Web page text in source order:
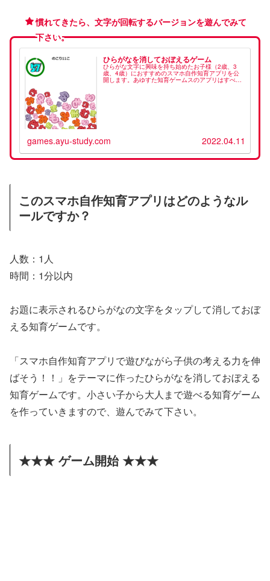
慣れてきたら、文字が回転するバージョンを遊んでみて
下さい。
ひらがなを消しておぼえるゲーム
ひらがな文字に興味を持ち始めたお子様（2歳、3
歳、4歳）におすすめのスマホ自作知育アプリを公
開します。あゆすた知育ゲームスのアプリはすべて
games.ayu-study.com 2022.04.11
このスマホ自作知育アプリはどのようなル
ールですか？
人数：1人
時間：1分以内
お題に表示されるひらがなの文字をタップして消しておぼ
える知育ゲームです。
「スマホ自作知育アプリで遊びながら子供の考える力を伸
ばそう！！」をテーマに作ったひらがなを消しておぼえる
知育ゲームです。小さい子から大人まで遊べる知育ゲーム
を作っていきますので、遊んでみて下さい。
★★★ ゲーム開始 ★★★